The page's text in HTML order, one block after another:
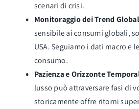
scenari di crisi.
Monitoraggio dei Trend
sensibile ai consumi globali,
USA. Seguiamo i dati macro e
consumo.
Pazienza e Orizzonte
lusso può attraversare fasi di
storicamente offre ritorni